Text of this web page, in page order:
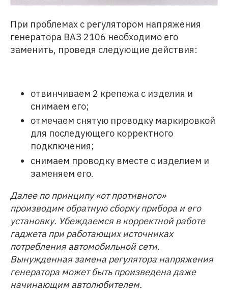
При проблемах с регулятором напряжения
генератора ВАЗ 2106 необходимо его
заменить, проведя следующие действия:
отвинчиваем 2 крепежа с изделия и
снимаем его;
отмечаем снятую проводку маркировкой
для последующего корректного
подключения;
снимаем проводку вместе с изделием и
заменяем его.
Далее по принципу «от противного»
производим обратную сборку прибора и его
установку. Убеждаемся в корректной работе
гаджета при работающих источниках
потребления автомобильной сети.
Вынужденная замена регулятора напряжения
генератора может быть произведена даже
начинающим автолюбителем.